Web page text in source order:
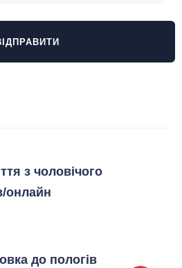
з чоловічого
онлайн
до пологів